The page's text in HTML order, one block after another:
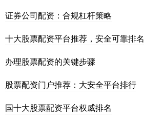
证券公司配资：合规杠杆策略
十大股票配资平台推荐，安全可靠排名
办理股票配资的关键步骤
股票配资门户推荐：大安全平台排行
国十大股票配资平台权威排名